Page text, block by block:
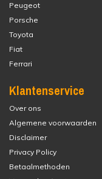
Peugeot
Porsche
Toyota
Fiat
Ferrari
Klantenservice
Over ons
Algemene voorwaarden
Disclaimer
Privacy Policy
Betaalmethoden